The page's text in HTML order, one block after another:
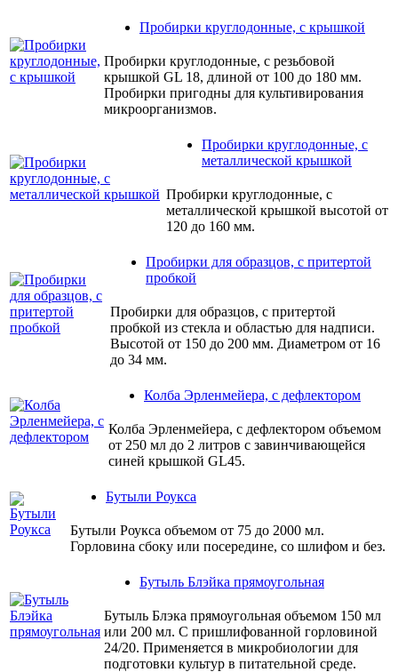
Пробирки круглодонные, с крышкой
Пробирки круглодонные, с резьбовой
крышкой GL 18, длиной от 100 до 180 мм.
Пробирки пригодны для культивирования
микроорганизмов.
Пробирки круглодонные, с
металлической крышкой
Пробирки круглодонные, с
металлической крышкой высотой от
120 до 160 мм.
Пробирки для образцов, с притертой
пробкой
Пробирки для образцов, с притертой
пробкой из стекла и областью для надписи.
Высотой от 150 до 200 мм. Диаметром от 16
до 34 мм.
Колба Эрленмейера, с дефлектором
Колба Эрленмейера, с дефлектором объемом
от 250 мл до 2 литров с завинчивающейся
синей крышкой GL45.
Бутыли Роукса
Бутыли Роукса объемом от 75 до 2000 мл.
Горловина сбоку или посередине, со шлифом и без.
Бутыль Блэйка прямоугольная
Бутыль Блэка прямоугольная объемом 150 мл
или 200 мл. С пришлифованной горловиной
24/20. Применяется в микробиологии для
подготовки культур в питательной среде.